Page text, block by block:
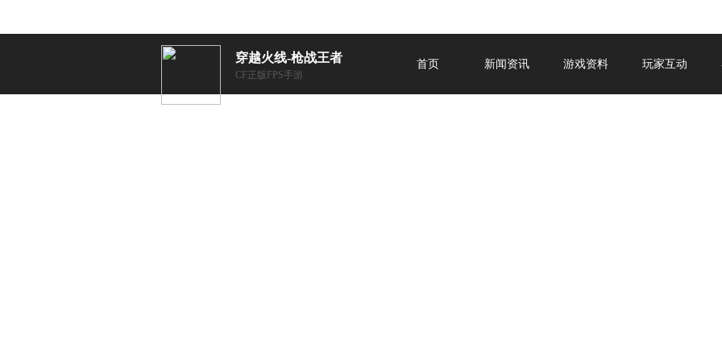
穿越火线-枪战王者
CF正版FPS手游
首页 新闻资讯 游戏资料 玩家互动